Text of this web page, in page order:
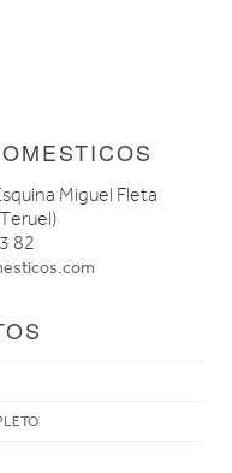
Miguel Fleta
82